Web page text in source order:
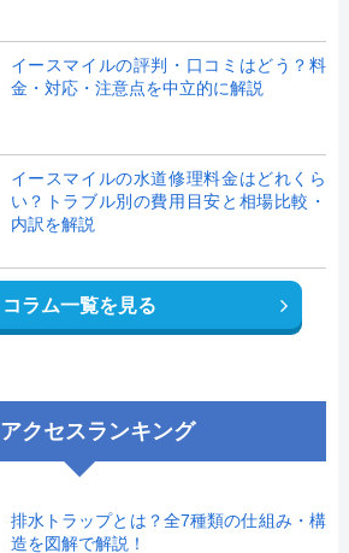
イースマイルの評判・口コミはどう？料
金・対応・注意点を中立的に解説
イースマイルの水道修理料金はどれくら
い？トラブル別の費用目安と相場比較・
内訳を解説
コラム一覧を見る
アクセスランキング
排水トラップとは？全7種類の仕組み・構
造を図解で解説！